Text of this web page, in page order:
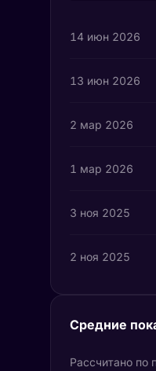
14 июн 2026
13 июн 2026
2 мар 2026
1 мар 2026
3 ноя 2025
2 ноя 2025
Средние
Рассчитано по